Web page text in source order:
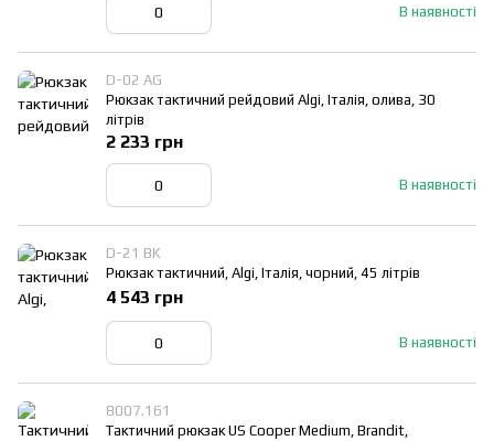
В наявності
D-02 AG
Рюкзак тактичний рейдовий Algi, Італія, олива, 30
літрів
В наявності
2 233 грн
D-21 BK
Рюкзак тактичний, Algi, Італія, чорний, 45 літрів
В наявності
4 543 грн
8007.161
Тактичний рюкзак US Cooper Medium, Brandit,